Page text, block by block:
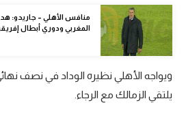
Gamers
ميركاتو
تقرير في الجول
منافس الأهلي – جاريدو:
المغربي ودوري أبطال
ويواجه الأهلي نظيره الوداد في نصف
يلتقي الزمالك مع الرجاء.